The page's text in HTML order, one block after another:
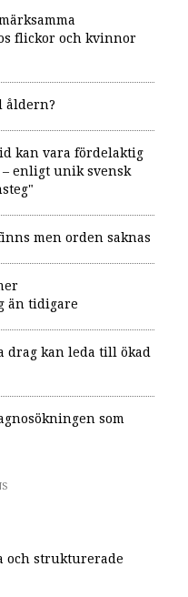
flickor och kvinnor
åldern?
kan vara fördelaktig
enligt unik svensk
men orden saknas
än tidigare
drag kan leda till ökad
som
och strukturerade